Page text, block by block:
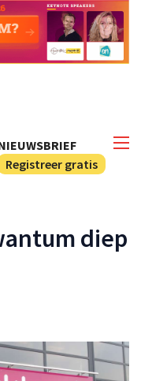
Registreer gratis
diep